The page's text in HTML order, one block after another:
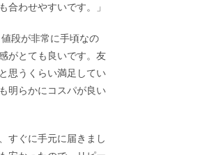
合わせやすいです。」
値段が非常に手頃なの
がとても良いです。友
思うくらい満足してい
明らかにコスパが良い
すぐに手元に届きまし